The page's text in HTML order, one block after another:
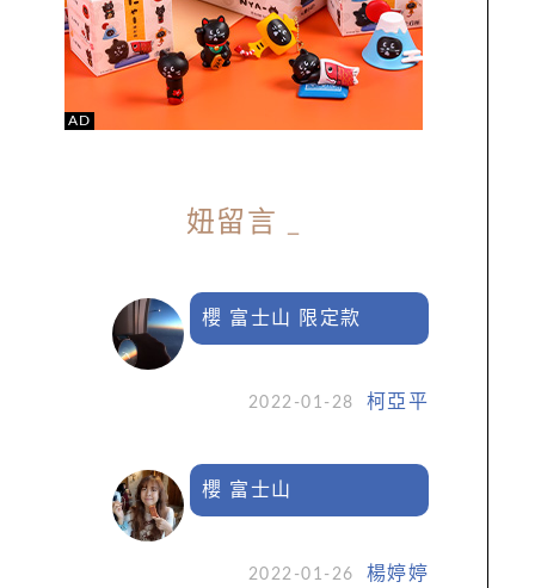
AD
妞留言
櫻 富士山 限定款
2022-01-28 柯亞平
櫻 富士山
2022-01-26 楊婷婷